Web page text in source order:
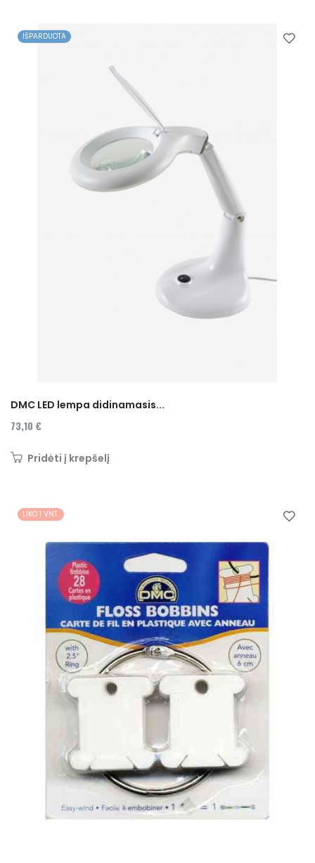
IŠPARDUOTA
DMC LED lempa didinamasis...
73,10 €
Pridėti į krepšelį
LIKO 1 VNT.